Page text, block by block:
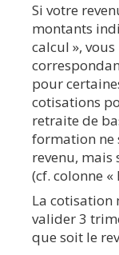
Si votre
montants
calcul »,
pour
cotisations
retraite de
formation ne
revenu, mais
(cf. colonne «
La cotisation
valider 3
que soit le